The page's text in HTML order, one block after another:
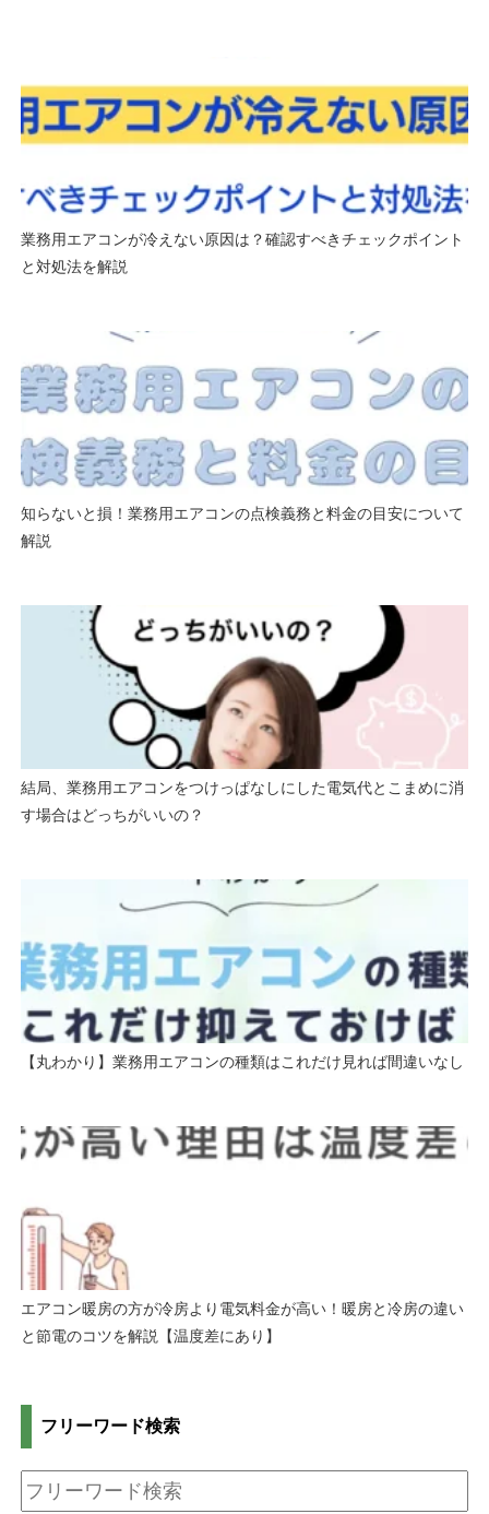
業務用エアコンが冷えない原因は？確認すべきチェックポイント
と対処法を解説
知らないと損！業務用エアコンの点検義務と料金の目安について
解説
結局、業務用エアコンをつけっぱなしにした電気代とこまめに消
す場合はどっちがいいの？
【丸わかり】業務用エアコンの種類はこれだけ見れば間違いなし
エアコン暖房の方が冷房より電気料金が高い！暖房と冷房の違い
と節電のコツを解説【温度差にあり】
フリーワード検索